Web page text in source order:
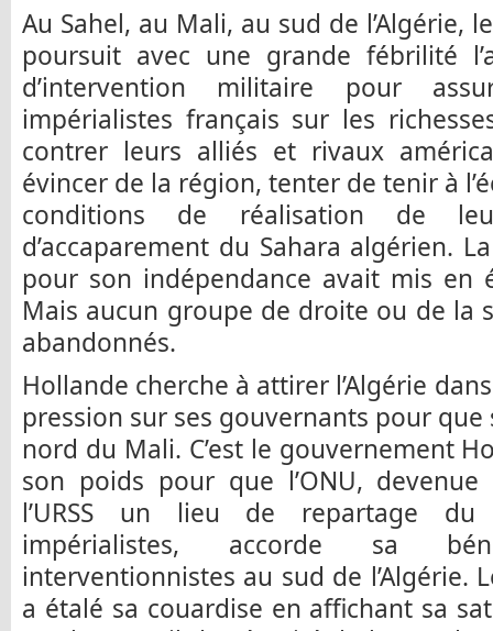
Au Sahel, au Mali, au sud de l’Algérie,
poursuit avec une grande fébrilité
d’intervention militaire pour
impérialistes français sur les
contrer leurs alliés et rivaux
évincer de la région, tenter de tenir à
conditions de réalisation de
d’accaparement du Sahara algérien.
pour son indépendance avait mis en
Mais aucun groupe de droite ou de la
abandonnés.
Hollande cherche à attirer l’Algérie
pression sur ses gouvernants pour
nord du Mali. C’est le gouvernement
son poids pour que l’ONU,
l’URSS un lieu de repartage du
impérialistes, accorde sa
interventionnistes au sud de l’Algérie.
a étalé sa couardise en affichant sa